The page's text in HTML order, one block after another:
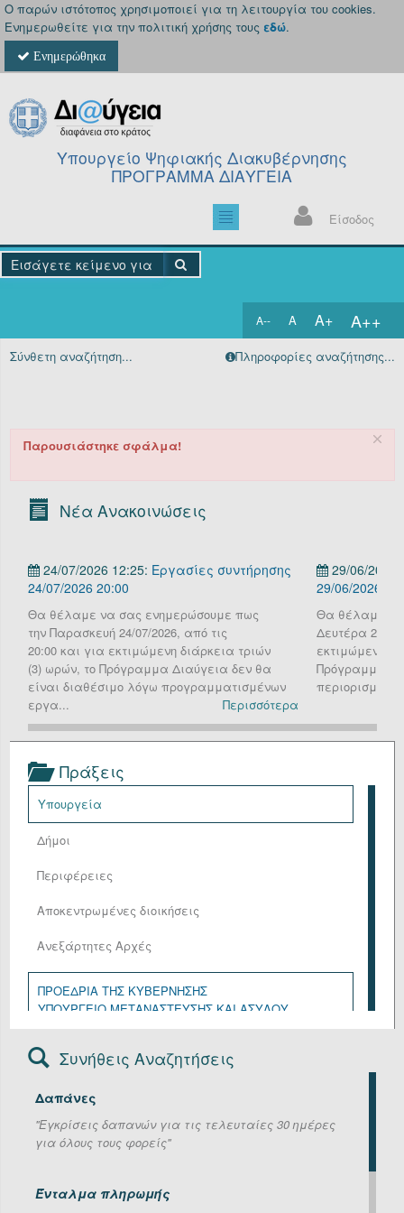
Ο παρών ιστότοπος χρησιμοποιεί για τη λειτουργία του cookies.
Ενημερωθείτε για την πολιτική χρήσης τους εδώ.
Ενημερώθηκα
Υπουργείο Ψηφιακής Διακυβέρνησης
ΠΡΟΓΡΑΜΜΑ ΔΙΑΥΓΕΙΑ
Είσοδος
A-- A A+ A++
Αρχική
Επικοινωνία/Υποστήριξη
Σύνθετη αναζήτηση... Πληροφορίες αναζήτησης...
Παρουσιάστηκε σφάλμα!
Νέα Ανακοινώσεις
24/07/2026 12:25: Εργασίες συντήρησης
24/07/2026 20:00
Θα θέλαμε να σας ενημερώσουμε πως
την Παρασκευή 24/07/2026, από τις
20:00 και για εκτιμώμενη διάρκεια τριών
(3) ωρών, το Πρόγραμμα Διαύγεια δεν θα
είναι διαθέσιμο λόγω προγραμματισμένων
εργα...
Περισσότερα
29/06/2026
29/06/2026
Θα θέλαμε να
Δευτέρα 29
εκτιμώμενη
Πρόγραμμα
περιορισμένη
Πράξεις
Υπουργεία
Δήμοι
Περιφέρειες
Αποκεντρωμένες διοικήσεις
Ανεξάρτητες Αρχές
ΠΡΟΕΔΡΙΑ ΤΗΣ ΚΥΒΕΡΝΗΣΗΣ
ΥΠΟΥΡΓΕΙΟ ΜΕΤΑΝΑΣΤΕΥΣΗΣ ΚΑΙ ΑΣΥΛΟΥ
ΥΠΟΥΡΓΕΙΟ ΑΓΡΟΤΙΚΗΣ ΑΝΑΠΤΥΞΗΣ ΚΑΙ ΤΡΟΦΙΜΩΝ
ΥΠΟΥΡΓΕΙΟ ΑΝΑΠΤΥΞΗΣ
ΥΠΟΥΡΓΕΙΟ ΔΙΚΑΙΟΣΥΝΗΣ
ΥΠΟΥΡΓΕΙΟ ΕΞΩΤΕΡΙΚΩΝ
ΥΠΟΥΡΓΕΙΟ ΕΡΓΑΣΙΑΣ ΚΑΙ ΚΟΙΝΩΝΙΚΗΣ ΑΣΦΑΛΙΣΗΣ
ΥΠΟΥΡΓΕΙΟ ΕΣΩΤΕΡΙΚΩΝ
ΥΠΟΥΡΓΕΙΟ ΚΛΙΜΑΤΙΚΗΣ ΚΡΙΣΗΣ ΚΑΙ ΠΟΛΙΤΙΚΗΣ
ΥΠΟΥΡΓΕΙΟ ΚΟΙΝΩΝΙΚΗΣ ΣΥΝΟΧΗΣ ΚΑΙ
ΟΙΚΟΓΕΝΕΙΑΣ
Συνήθεις Αναζητήσεις
Δαπάνες
''Εγκρίσεις δαπανών για τις τελευταίες 30 ημέρες
για όλους τους φορείς''
Ένταλμα πληρωμής